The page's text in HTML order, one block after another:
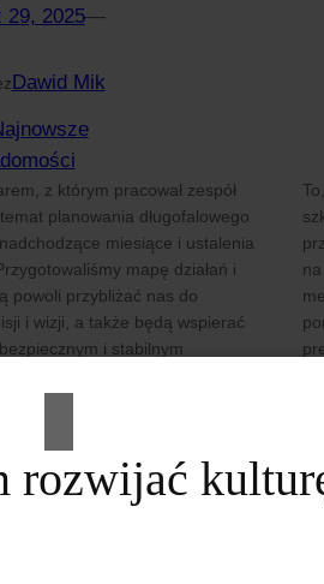
29, 2025—
Dawid Mik
z którym pracował zespół
planowania długofalowego
miesiące i ustalenia
mapę działań i
powoli przybliżać nas do
i wizji, a także będą wspierać
i stabilnym
rozwijać